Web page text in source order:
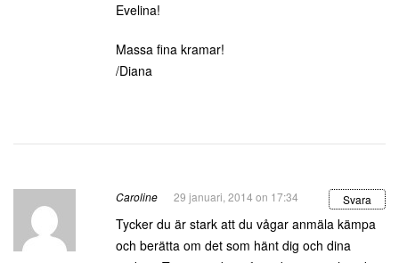
Evelina!
Massa fina kramar!
/Diana
Caroline 29 januari, 2014 on 17:34 Svara
Tycker du är stark att du vågar anmäla kämpa
och berätta om det som hänt dig och dina